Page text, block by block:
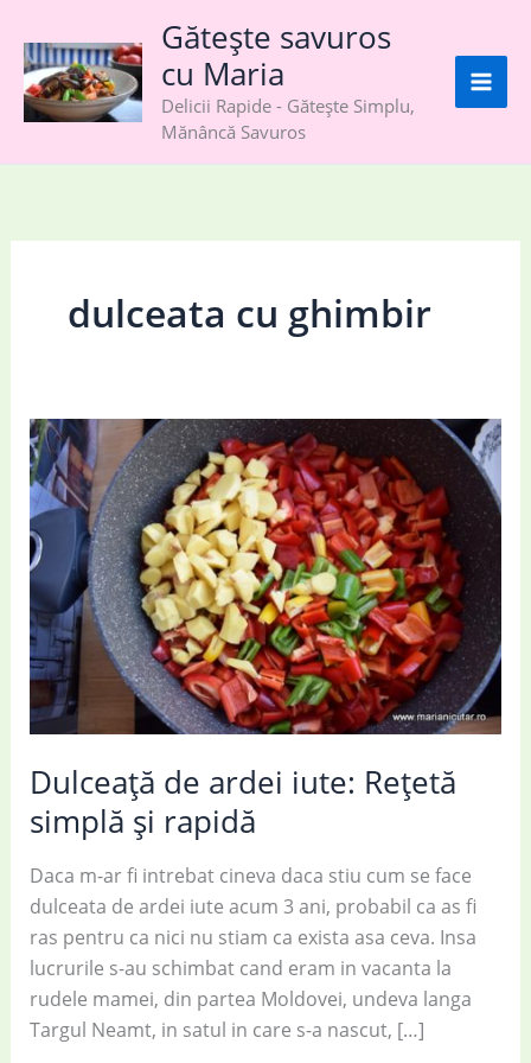
content
Gătește savuros
cu Maria
Delicii Rapide - Gătește Simplu,
Mănâncă Savuros
dulceata cu ghimbir
Dulceață de ardei iute: Rețetă
simplă și rapidă
Daca m-ar fi intrebat cineva daca stiu cum se face
dulceata de ardei iute acum 3 ani, probabil ca as fi
ras pentru ca nici nu stiam ca exista asa ceva. Insa
lucrurile s-au schimbat cand eram in vacanta la
rudele mamei, din partea Moldovei, undeva langa
Targul Neamt, in satul in care s-a nascut, […]